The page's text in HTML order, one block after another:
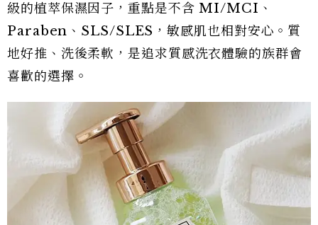
級的植萃保濕因子，重點是不含 MI/MCI、
Paraben、SLS/SLES，敏感肌也相對安心。質
地好推、洗後柔軟，是追求質感洗衣體驗的族群會
喜歡的選擇。